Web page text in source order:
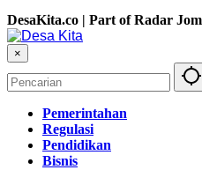
DesaKita.co | Part of Radar
×
Pemerintahan
Regulasi
Pendidikan
Bisnis